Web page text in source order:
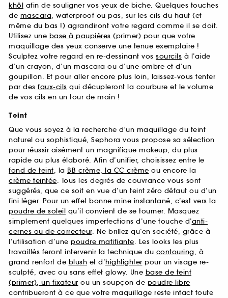
khôl afin de souligner vos yeux de biche. Quelques touches
de mascara, waterproof ou pas, sur les cils du haut (et
même du bas !) agrandiront votre regard comme il se doit.
Utilisez une base à paupières (primer) pour que votre
maquillage des yeux conserve une tenue exemplaire !
Sculptez votre regard en re-dessinant vos sourcils à l’aide
d’un crayon, d’un mascara ou d’une ombre et d’un
goupillon. Et pour aller encore plus loin, laissez-vous tenter
par des faux-cils qui décupleront la courbure et le volume
de vos cils en un tour de main !
Teint
Que vous soyez à la recherche d'un maquillage du teint
naturel ou sophistiqué, Sephora vous propose sa sélection
pour réussir aisément un magnifique makeup, du plus
rapide au plus élaboré. Afin d’unifier, choisissez entre le
fond de teint, la BB crème, la CC crème ou encore la
crème teintée. Tous les degrés de couvrance vous sont
suggérés, que ce soit en vue d’un teint zéro défaut ou d’un
fini léger. Pour un effet bonne mine instantané, c’est vers la
poudre de soleil qu’il convient de se tourner. Masquez
simplement quelques imperfections d’une touche d’anti-
cernes ou de correcteur. Ne brillez qu’en société, grâce à
l’utilisation d’une poudre matifiante. Les looks les plus
travaillés feront intervenir la technique du contouring, à
grand renfort de blush et d’highlighter pour un visage re-
sculpté, avec ou sans effet glowy. Une base de teint
(primer), un fixateur ou un soupçon de poudre libre
contribueront à ce que votre maquillage reste intact toute